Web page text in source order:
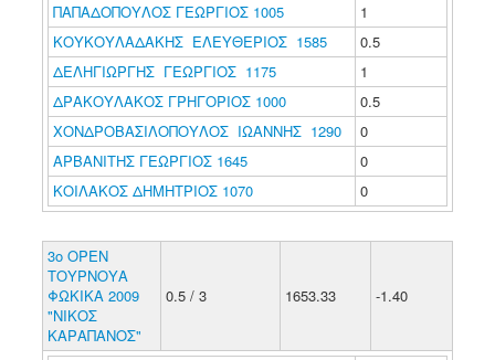
ΠΑΠΑΔΟΠΟΥΛΟΣ ΓΕΩΡΓΙΟΣ 1005
1
ΚΟΥΚΟΥΛΑΔΑΚΗΣ ΕΛΕΥΘΕΡΙΟΣ 1585
0.5
ΔΕΛΗΓΙΩΡΓΗΣ ΓΕΩΡΓΙΟΣ 1175
1
ΔΡΑΚΟΥΛΑΚΟΣ ΓΡΗΓΟΡΙΟΣ 1000
0.5
ΧΟΝΔΡΟΒΑΣΙΛΟΠΟΥΛΟΣ ΙΩΑΝΝΗΣ 1290
0
ΑΡΒΑΝΙΤΗΣ ΓΕΩΡΓΙΟΣ 1645
0
ΚΟΙΛΑΚΟΣ ΔΗΜΗΤΡΙΟΣ 1070
0
3ο ΟΡΕΝ
ΤΟΥΡΝΟΥΑ
ΦΩΚΙΚΑ 2009
"ΝΙΚΟΣ
ΚΑΡΑΠΑΝΟΣ"
0.5 / 3 1653.33 -1.40